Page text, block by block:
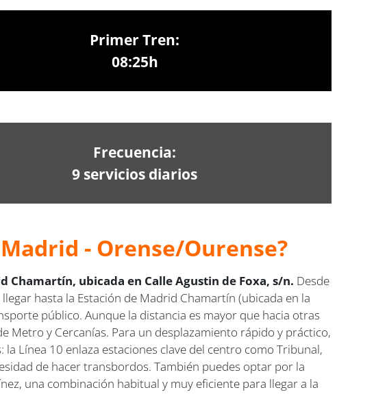
Primer Tren:
08:25h
Frecuencia:
9 servicios diarios
- Orense/Ourense?
Chamartín, ubicada en Calle Agustin de Foxa, s/n. Desde
hasta la Estación de Madrid Chamartín (ubicada en la
público. Aunque la distancia es mayor que hacia otras
Metro y Cercanías. Para un desplazamiento rápido y práctico,
Línea 10 enlaza estaciones clave del centro como Tribunal,
de hacer transbordos. También puedes optar por la
una combinación habitual y muy eficiente para llegar a la